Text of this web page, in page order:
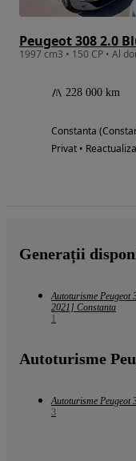
Peugeot 308 2.0
228 000 km
Constanta
Privat •
Generații
Autoturisme Peugeot
2021] Constanta
1
Autoturisme
Autoturisme Peugeot
3